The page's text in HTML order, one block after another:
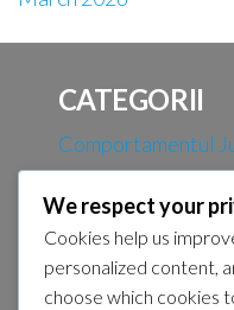
CATEGORII
Comportamentul
Olimpic
Formatele
Regulile de
We respect your
Cookies help us
personalized content,
choose which cookies